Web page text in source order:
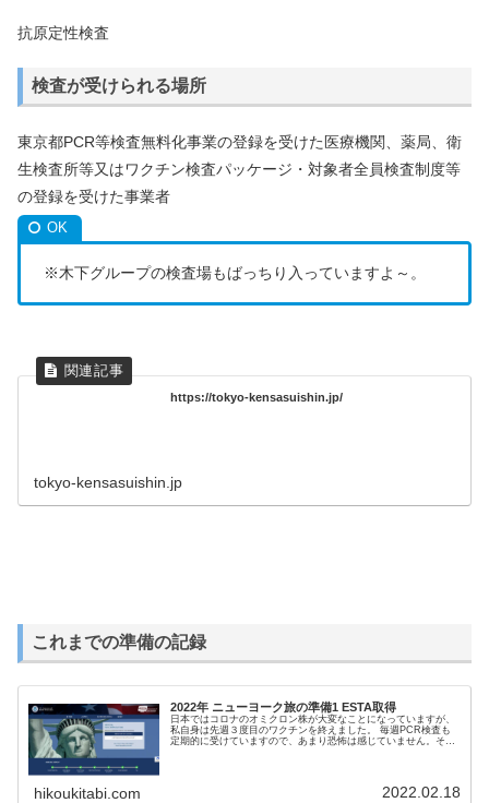
抗原定性検査
検査が受けられる場所
東京都PCR等検査無料化事業の登録を受けた医療機関、薬局、衛
生検査所等又はワクチン検査パッケージ・対象者全員検査制度等
の登録を受けた事業者
※木下グループの検査場もばっちり入っていますよ～。
https://tokyo-kensasuishin.jp/
tokyo-kensasuishin.jp
これまでの準備の記録
2022年 ニューヨーク旅の準備1 ESTA取得
日本ではコロナのオミクロン株が大変なことになっていますが、
私自身は先週３度目のワクチンを終えました。 毎週PCR検査も
定期的に受けていますので、あまり恐怖は感じていません。それ
hikoukitabi.com 2022.02.18